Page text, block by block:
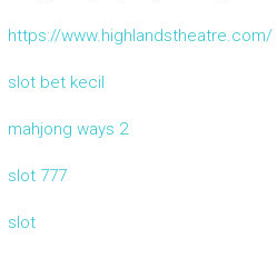
https://www.highlandstheatre.com/
slot bet kecil
mahjong ways 2
slot 777
slot